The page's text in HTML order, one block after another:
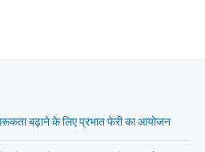
बढ़ाने के लिए प्रभात फेरी का आयोजन